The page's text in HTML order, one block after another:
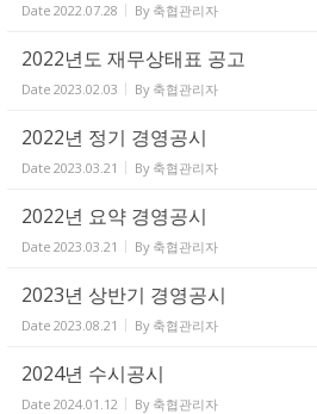
Date 2022.07.28 By 축협관리자
2022년도 재무상태표 공고
Date 2023.02.03 By 축협관리자
2022년 정기 경영공시
Date 2023.03.21 By 축협관리자
2022년 요약 경영공시
Date 2023.03.21 By 축협관리자
2023년 상반기 경영공시
Date 2023.08.21 By 축협관리자
2024년 수시공시
Date 2024.01.12 By 축협관리자